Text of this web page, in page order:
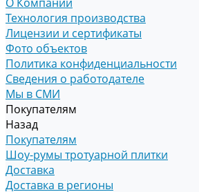
Технология производства
Лицензии и сертификаты
Фото объектов
Политика конфиденциальности
Сведения о работодателе
Мы в СМИ
Покупателям
Назад
Покупателям
Шоу-румы тротуарной плитки
Доставка
Доставка в регионы